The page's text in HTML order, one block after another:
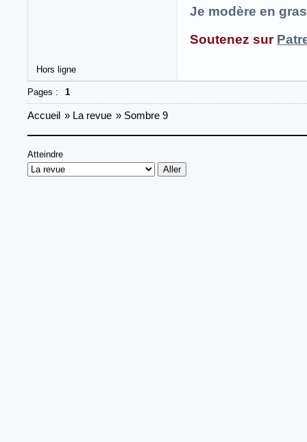
Je modère en
Soutenez sur
Hors ligne
Pages : 1
Accueil » La revue » Sombre 9
Atteindre